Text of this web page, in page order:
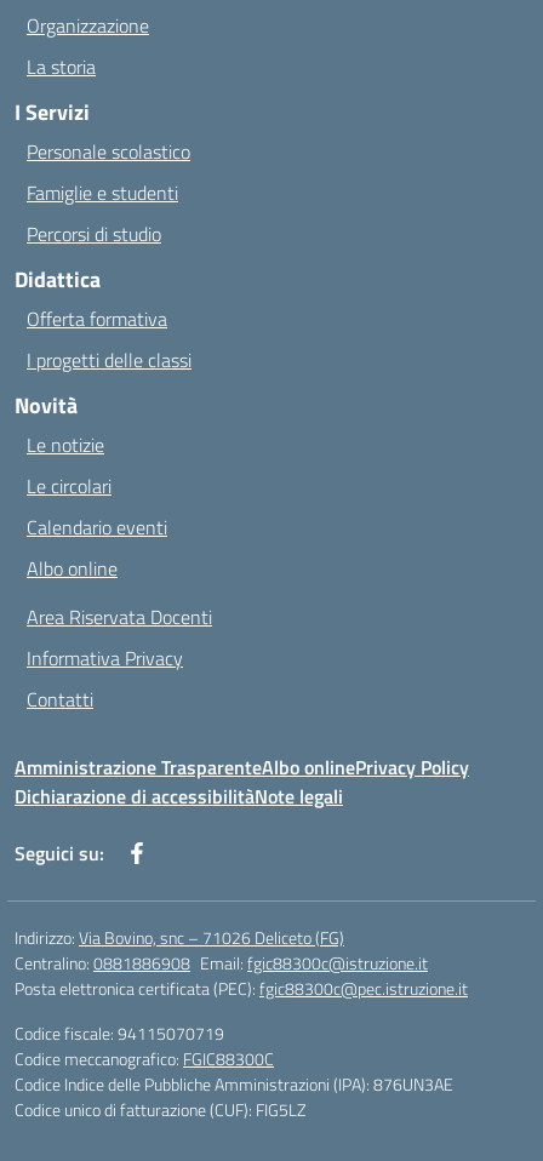
Organizzazione
La storia
I Servizi
Personale scolastico
Famiglie e studenti
Percorsi di studio
Didattica
Offerta formativa
I progetti delle classi
Novità
Le notizie
Le circolari
Calendario eventi
Albo online
Area Riservata Docenti
Informativa Privacy
Contatti
Amministrazione TrasparenteAlbo onlinePrivacy Policy
Dichiarazione di accessibilitàNote legali
Seguici su:
Indirizzo:Via Bovino, snc – 71026 Deliceto (FG)
Centralino:0881886908 Email:fgic88300c@istruzione.it
Posta elettronica certificata (PEC):fgic88300c@pec.istruzione.it
Codice fiscale: 94115070719
Codice meccanografico: FGIC88300C
Codice Indice delle Pubbliche Amministrazioni (IPA): 876UN3AE
Codice unico di fatturazione (CUF): FIG5LZ